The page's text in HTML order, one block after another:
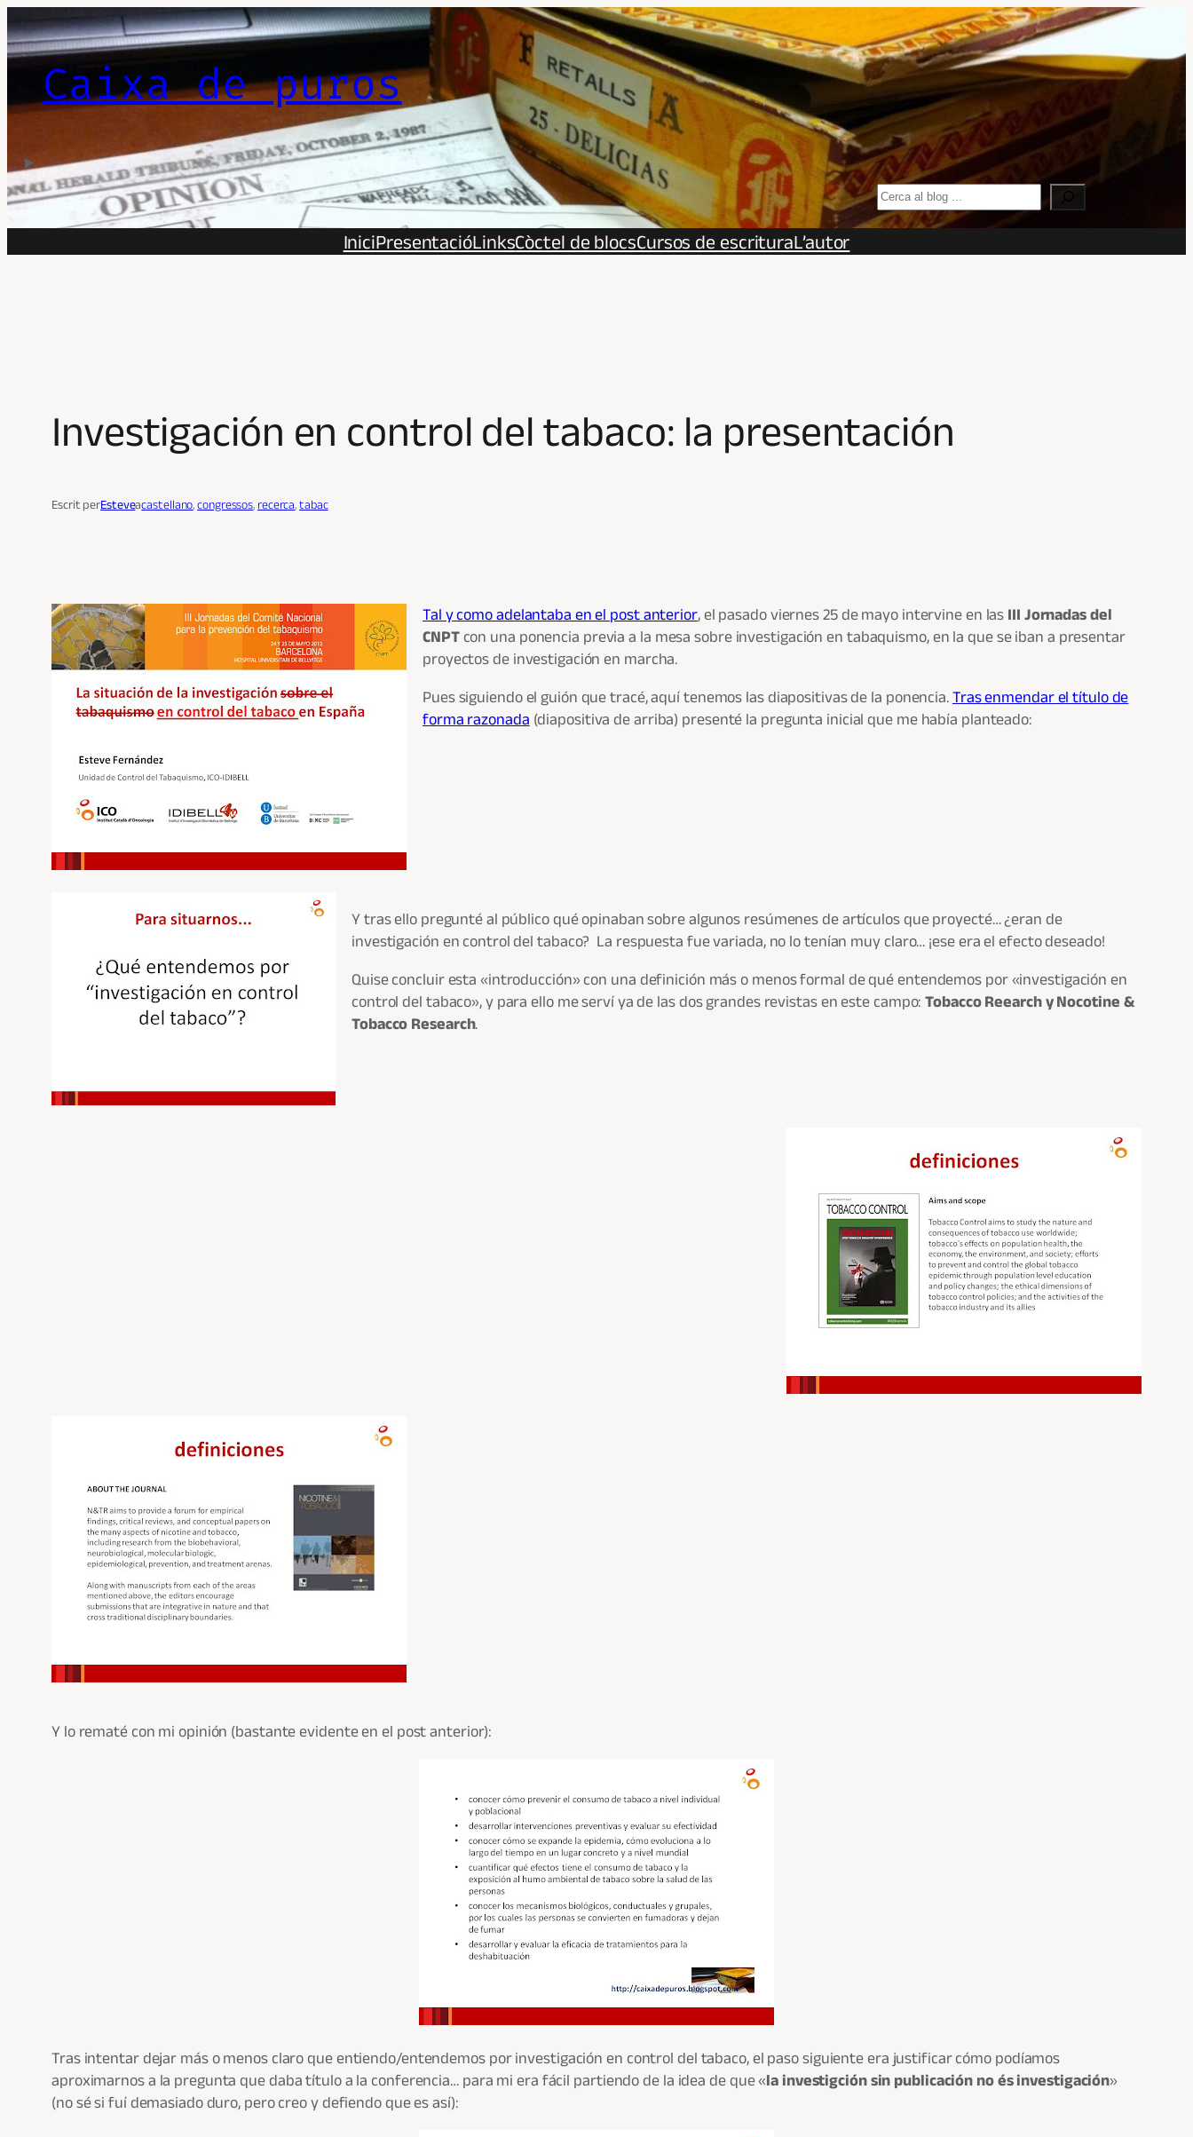
al
contingutCaixa de puros
Search
IniciPresentacióLinksCòctel de blocsCursos de escrituraL’autor
Investigación en control del tabaco: la presentación
Escrit perEsteveacastellano, congressos, recerca, tabac
Tal y como adelantaba en el post anterior, el pasado viernes 25 de mayo intervine en las III Jornadas del
CNPTcon una ponencia previa a la mesa sobre investigación en tabaquismo, en la que se iban a presentar
proyectos de investigación en marcha.
Pues siguiendo el guión que tracé, aquí tenemos las diapositivas de la ponencia. Tras enmendar el título de
forma razonada (diapositiva de arriba) presenté la pregunta inicial que me había planteado:
Y tras ello pregunté al público qué opinaban sobre algunos resúmenes de artículos que proyecté… ¿eran de
investigación en control del tabaco? La respuesta fue variada, no lo tenían muy claro… ¡ese era el efecto deseado!
Quise concluir esta «introducción» con una definición más o menos formal de qué entendemos por «investigación en
control del tabaco», y para ello me serví ya de las dos grandes revistas en este campo:Tobacco Reearch y Nocotine &
Tobacco Research.
Y lo rematé con mi opinión (bastante evidente en el post anterior):
Tras intentar dejar más o menos claro que entiendo/entendemos por investigación en control del tabaco, el paso siguiente era justificar cómo podíamos
aproximarnos a la pregunta que daba título a la conferencia… para mi era fácil partiendo de la idea de que «la investigción sin publicación no és investigación»
(no sé si fuí demasiado duro, pero creo y defiendo que es así):